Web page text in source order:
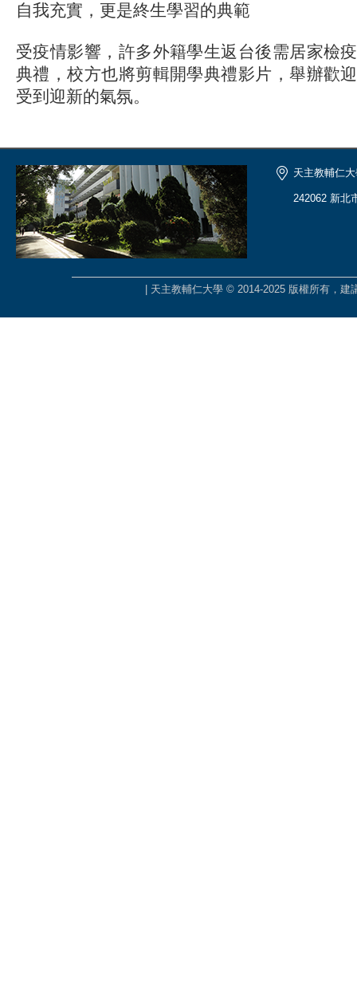
自我充實，更是終生學習的典範
受疫情影響，許多外籍學生返台後需居家檢
典禮，校方也將剪輯開學典禮影片，舉辦歡
受到迎新的氣氛。
天主教輔仁
242062 新北
| 天主教輔仁大學 © 2014-2025 版權所有，